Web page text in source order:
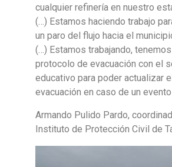
cualquier refinería en nuestro
(…) Estamos haciendo trabajo
un paro del flujo hacia el
(…) Estamos trabajando, tenemos
protocolo de evacuación con el
educativo para poder actualizar
evacuación en caso de un
Armando Pulido Pardo,
Instituto de Protección Civil de